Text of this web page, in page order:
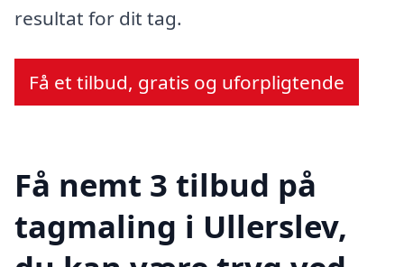
resultat for dit tag.
Få et tilbud, gratis og uforpligtende
Få nemt 3 tilbud på
tagmaling i Ullerslev,